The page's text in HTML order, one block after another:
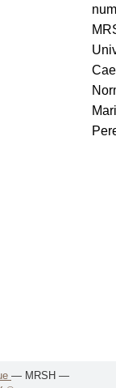
— MRSH —